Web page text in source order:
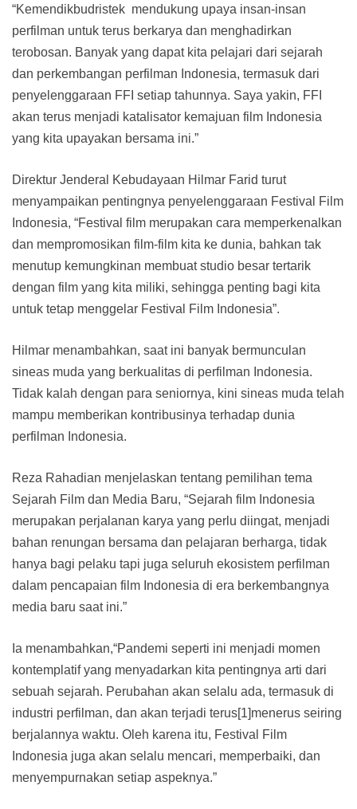
“Kemendikbudristek mendukung upaya insan-insan
perfilman untuk terus berkarya dan menghadirkan
terobosan. Banyak yang dapat kita pelajari dari sejarah
dan perkembangan perfilman Indonesia, termasuk dari
penyelenggaraan FFI setiap tahunnya. Saya yakin, FFI
akan terus menjadi katalisator kemajuan film Indonesia
yang kita upayakan bersama ini.”
Direktur Jenderal Kebudayaan Hilmar Farid turut
menyampaikan pentingnya penyelenggaraan Festival Film
Indonesia, “Festival film merupakan cara memperkenalkan
dan mempromosikan film-film kita ke dunia, bahkan tak
menutup kemungkinan membuat studio besar tertarik
dengan film yang kita miliki, sehingga penting bagi kita
untuk tetap menggelar Festival Film Indonesia”.
Hilmar menambahkan, saat ini banyak bermunculan
sineas muda yang berkualitas di perfilman Indonesia.
Tidak kalah dengan para seniornya, kini sineas muda telah
mampu memberikan kontribusinya terhadap dunia
perfilman Indonesia.
Reza Rahadian menjelaskan tentang pemilihan tema
Sejarah Film dan Media Baru, “Sejarah film Indonesia
merupakan perjalanan karya yang perlu diingat, menjadi
bahan renungan bersama dan pelajaran berharga, tidak
hanya bagi pelaku tapi juga seluruh ekosistem perfilman
dalam pencapaian film Indonesia di era berkembangnya
media baru saat ini.”
Ia menambahkan,“Pandemi seperti ini menjadi momen
kontemplatif yang menyadarkan kita pentingnya arti dari
sebuah sejarah. Perubahan akan selalu ada, termasuk di
industri perfilman, dan akan terjadi terus[1]menerus seiring
berjalannya waktu. Oleh karena itu, Festival Film
Indonesia juga akan selalu mencari, memperbaiki, dan
menyempurnakan setiap aspeknya.”